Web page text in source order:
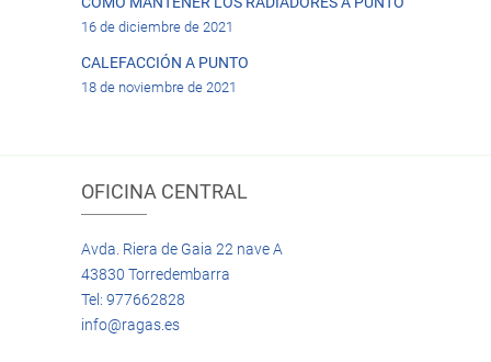
16 de diciembre de 2021
CALEFACCIÓN A PUNTO
18 de noviembre de 2021
OFICINA CENTRAL
Avda. Riera de Gaia 22 nave A
43830 Torredembarra
Tel: 977662828
info@ragas.es